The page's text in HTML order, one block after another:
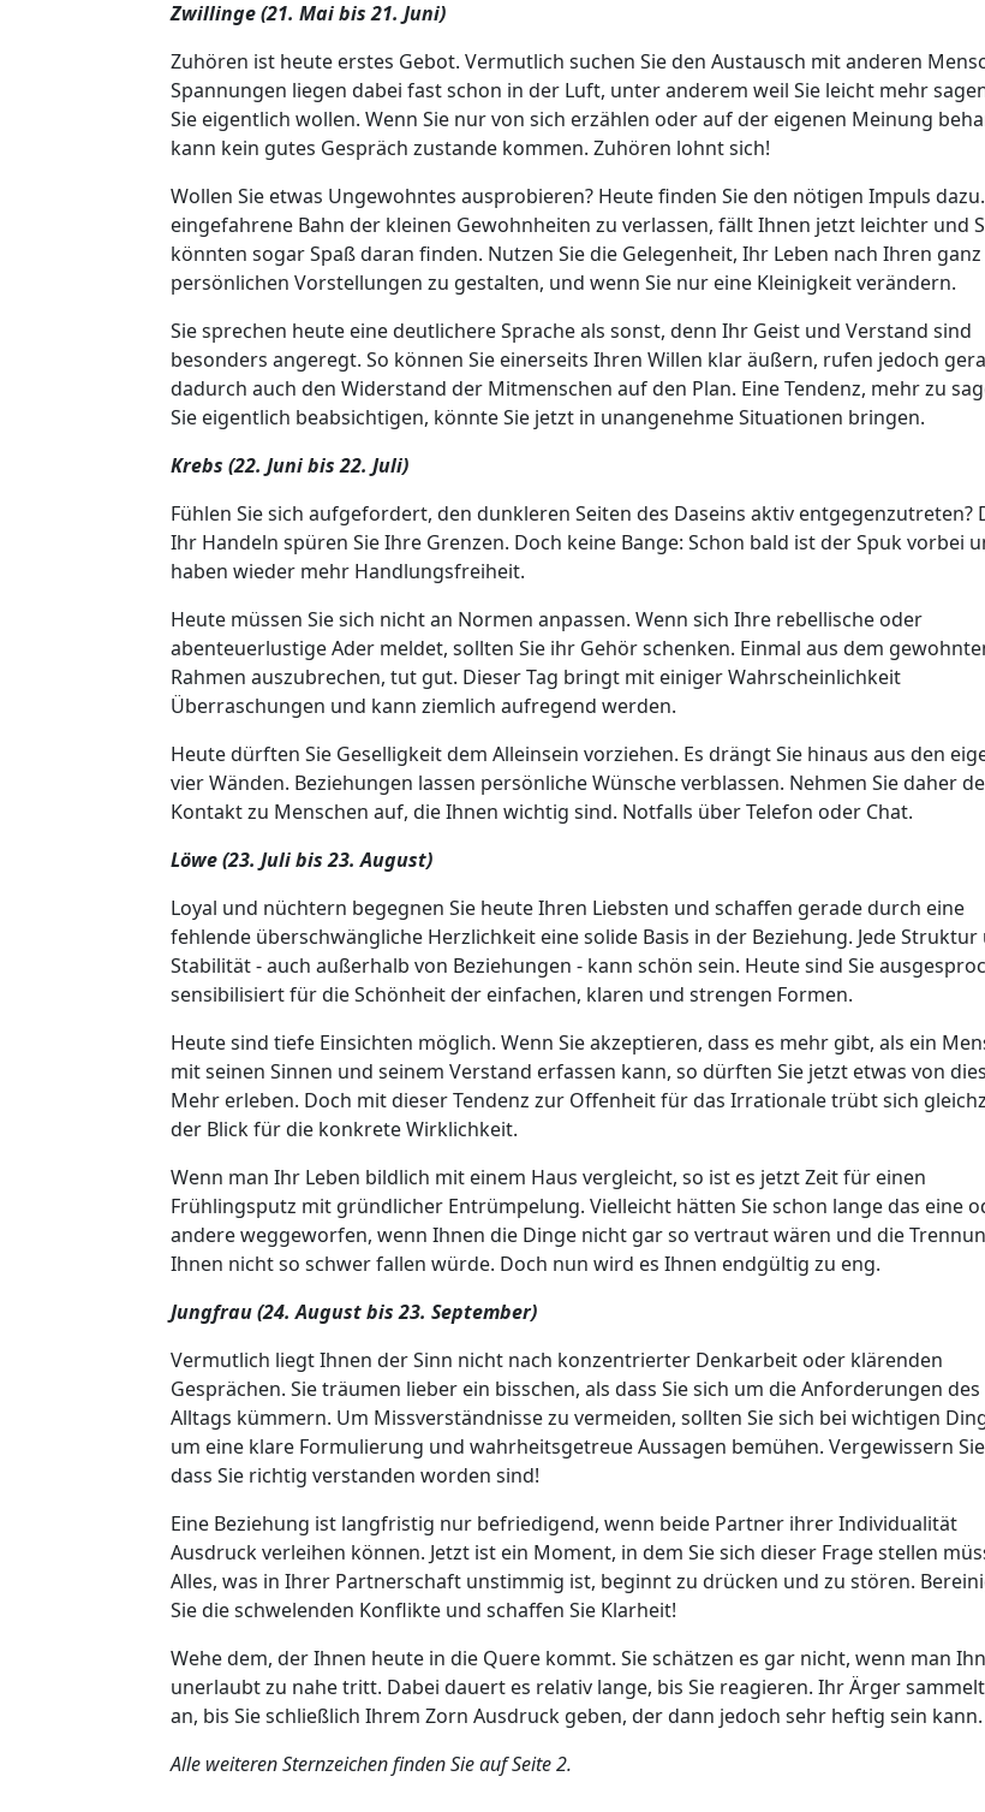
Zwillinge (21. Mai bis 21. Juni)
Zuhören ist heute erstes Gebot. Vermutlich suchen Sie den Austausch mit anderen
Spannungen liegen dabei fast schon in der Luft, unter anderem weil Sie leicht mehr
Sie eigentlich wollen. Wenn Sie nur von sich erzählen oder auf der eigenen Meinung
kann kein gutes Gespräch zustande kommen. Zuhören lohnt sich!
Wollen Sie etwas Ungewohntes ausprobieren? Heute finden Sie den nötigen Impuls
eingefahrene Bahn der kleinen Gewohnheiten zu verlassen, fällt Ihnen jetzt leichter und
könnten sogar Spaß daran finden. Nutzen Sie die Gelegenheit, Ihr Leben nach Ihren ganz
persönlichen Vorstellungen zu gestalten, und wenn Sie nur eine Kleinigkeit verändern.
Sie sprechen heute eine deutlichere Sprache als sonst, denn Ihr Geist und Verstand sind
besonders angeregt. So können Sie einerseits Ihren Willen klar äußern, rufen jedoch
dadurch auch den Widerstand der Mitmenschen auf den Plan. Eine Tendenz, mehr zu
Sie eigentlich beabsichtigen, könnte Sie jetzt in unangenehme Situationen bringen.
Krebs (22. Juni bis 22. Juli)
Fühlen Sie sich aufgefordert, den dunkleren Seiten des Daseins aktiv entgegenzutreten?
Ihr Handeln spüren Sie Ihre Grenzen. Doch keine Bange: Schon bald ist der Spuk vorbei
haben wieder mehr Handlungsfreiheit.
Heute müssen Sie sich nicht an Normen anpassen. Wenn sich Ihre rebellische oder
abenteuerlustige Ader meldet, sollten Sie ihr Gehör schenken. Einmal aus dem
Rahmen auszubrechen, tut gut. Dieser Tag bringt mit einiger Wahrscheinlichkeit
Überraschungen und kann ziemlich aufregend werden.
Heute dürften Sie Geselligkeit dem Alleinsein vorziehen. Es drängt Sie hinaus aus den
vier Wänden. Beziehungen lassen persönliche Wünsche verblassen. Nehmen Sie daher
Kontakt zu Menschen auf, die Ihnen wichtig sind. Notfalls über Telefon oder Chat.
Löwe (23. Juli bis 23. August)
Loyal und nüchtern begegnen Sie heute Ihren Liebsten und schaffen gerade durch eine
fehlende überschwängliche Herzlichkeit eine solide Basis in der Beziehung. Jede Struktur
Stabilität - auch außerhalb von Beziehungen - kann schön sein. Heute sind Sie
sensibilisiert für die Schönheit der einfachen, klaren und strengen Formen.
Heute sind tiefe Einsichten möglich. Wenn Sie akzeptieren, dass es mehr gibt, als ein
mit seinen Sinnen und seinem Verstand erfassen kann, so dürften Sie jetzt etwas von
Mehr erleben. Doch mit dieser Tendenz zur Offenheit für das Irrationale trübt sich
der Blick für die konkrete Wirklichkeit.
Wenn man Ihr Leben bildlich mit einem Haus vergleicht, so ist es jetzt Zeit für einen
Frühlingsputz mit gründlicher Entrümpelung. Vielleicht hätten Sie schon lange das eine
andere weggeworfen, wenn Ihnen die Dinge nicht gar so vertraut wären und die
Ihnen nicht so schwer fallen würde. Doch nun wird es Ihnen endgültig zu eng.
Jungfrau (24. August bis 23. September)
Vermutlich liegt Ihnen der Sinn nicht nach konzentrierter Denkarbeit oder klärenden
Gesprächen. Sie träumen lieber ein bisschen, als dass Sie sich um die Anforderungen des
Alltags kümmern. Um Missverständnisse zu vermeiden, sollten Sie sich bei wichtigen
um eine klare Formulierung und wahrheitsgetreue Aussagen bemühen. Vergewissern
dass Sie richtig verstanden worden sind!
Eine Beziehung ist langfristig nur befriedigend, wenn beide Partner ihrer Individualität
Ausdruck verleihen können. Jetzt ist ein Moment, in dem Sie sich dieser Frage stellen
Alles, was in Ihrer Partnerschaft unstimmig ist, beginnt zu drücken und zu stören.
Sie die schwelenden Konflikte und schaffen Sie Klarheit!
Wehe dem, der Ihnen heute in die Quere kommt. Sie schätzen es gar nicht, wenn man
unerlaubt zu nahe tritt. Dabei dauert es relativ lange, bis Sie reagieren. Ihr Ärger
an, bis Sie schließlich Ihrem Zorn Ausdruck geben, der dann jedoch sehr heftig sein kann.
Alle weiteren Sternzeichen finden Sie auf Seite 2.